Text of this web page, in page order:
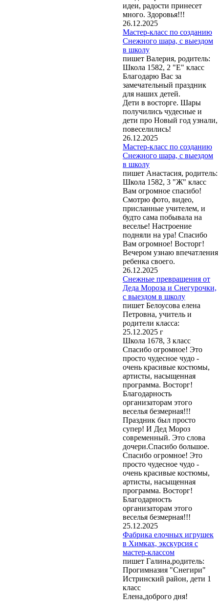
идеи, радости принесет
много. Здоровья!!!
26.12.2025
Мастер-класс по созданию
Снежного шара, с выездом
в школу
пишет Валерия, родитель:
Школа 1582, 2 "Е" класс
Благодарю Вас за
замечательный праздник
для наших детей.
Дети в восторге. Шары
получились чудесные и
дети про Новый год узнали,
повеселились!
26.12.2025
Мастер-класс по созданию
Снежного шара, с выездом
в школу
пишет Анастасия, родитель:
Школа 1582, 3 "Ж" класс
Вам огромное спасибо!
Смотрю фото, видео,
присланные учителем, и
будто сама побывала на
веселье! Настроение
подняли на ура! Спасибо
Вам огромное! Восторг!
Вечером узнаю впечатления
ребенка своего.
26.12.2025
Снежные превращения от
Деда Мороза и Снегурочки,
с выездом в школу
пишет Белоусова елена
Петровна, учитель и
родители класса:
25.12.2025 г
Школа 1678, 3 класс
Спасибо огромное! Это
просто чудесное чудо -
очень красивые костюмы,
артисты, насыщенная
программа. Восторг!
Благодарность
организаторам этого
веселья безмерная!!!
Праздник был просто
супер! И Дед Мороз
современный. Это слова
дочери.Спасибо большое.
Спасибо огромное! Это
просто чудесное чудо -
очень красивые костюмы,
артисты, насыщенная
программа. Восторг!
Благодарность
организаторам этого
веселья безмерная!!!
25.12.2025
Фабрика елочных игрушек
в Химках, экскурсия с
мастер-классом
пишет Галина,родитель:
Прогимназия "Снегири"
Истринский район, дети 1
класс
Елена,доброго дня!